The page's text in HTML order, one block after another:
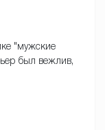
"мужские
был вежлив,